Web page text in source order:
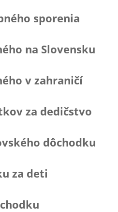
sporenia
na Slovensku
v zahraničí
za dedičstvo
dôchodku
za deti